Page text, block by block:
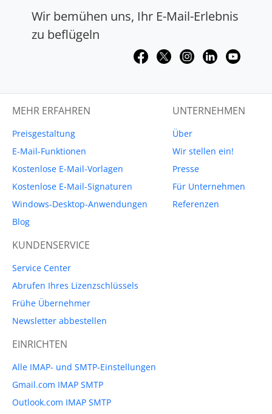
Wir bemühen uns, Ihr E-Mail-Erlebnis
zu beflügeln
MEHR ERFAHREN
Preisgestaltung
E-Mail-Funktionen
Kostenlose E-Mail-Vorlagen
Kostenlose E-Mail-Signaturen
Windows-Desktop-Anwendungen
Blog
UNTERNEHMEN
Über
Wir stellen ein!
Presse
Für Unternehmen
Referenzen
KUNDENSERVICE
Service Center
Abrufen Ihres Lizenzschlüssels
Frühe Übernehmer
Newsletter abbestellen
EINRICHTEN
Alle IMAP- und SMTP-Einstellungen
Gmail.com IMAP SMTP
Outlook.com IMAP SMTP